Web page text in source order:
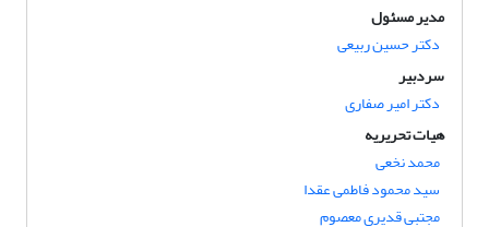
مدیر مسئول
دکتر حسین ربیعی
سردبیر
دکتر امیر صفاری
هیات تحریریه
محمد نخعی
سید محمود فاطمی عقدا
مجتبی قدیری معصوم